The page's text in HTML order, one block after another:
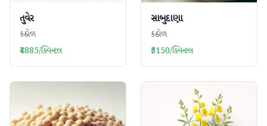
તુવેર
કઠોળ
₹4885/ક્વિન્ટલ
સાબુદાણા
કઠોળ
₹5150/ક્વિન્ટલ